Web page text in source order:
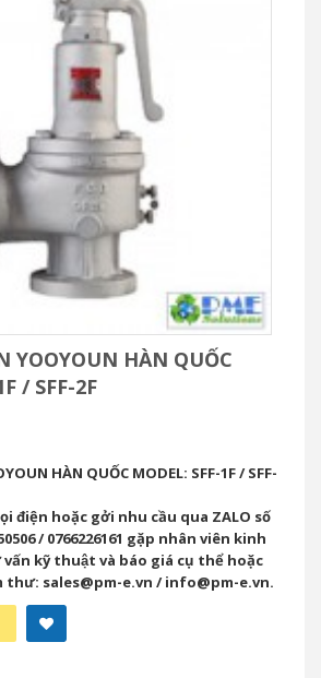
YOOYOUN HÀN QUỐC
/ SFF-2F
HÀN QUỐC MODEL: SFF-1F / SFF-
điện hoặc gởi nhu cầu qua ZALO số
/ 0766226161 gặp nhân viên kinh
kỹ thuật và báo giá cụ thể hoặc
thư: sales@pm-e.vn / info@pm-e.vn.